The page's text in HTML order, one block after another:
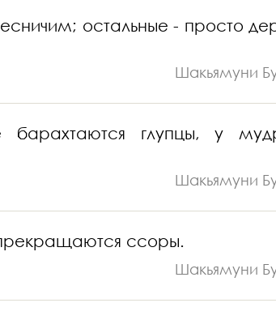
остальные - просто
Шакьямуни
глупцы, у
Шакьямуни
прекращаются ссоры.
Шакьямуни